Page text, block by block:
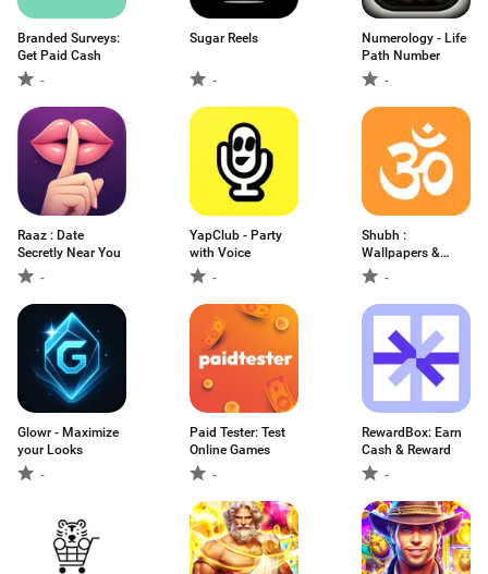
Branded Surveys:
Get Paid Cash
-
Sugar Reels
-
Numerology - Life
Path Number
-
Raaz : Date
Secretly Near You
-
YapClub - Party
with Voice
-
Shubh :
Wallpapers &
Ringtones
-
Glowr - Maximize
your Looks
-
Paid Tester: Test
Online Games
-
RewardBox: Earn
Cash & Reward
-